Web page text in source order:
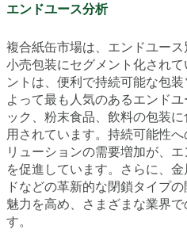
エンドユース分析
複合紙缶市場は、エンドユース
小売包装にセグメント化され
ントは、便利で持続可能な包
よって最も人気のあるエンド
ック、粉末食品、飲料の包装
用されています。持続可能性
リューションの需要増加が、
を促進しています。さらに、
ドなどの革新的な閉鎖タイプ
魅力を高め、さまざまな業界
す。